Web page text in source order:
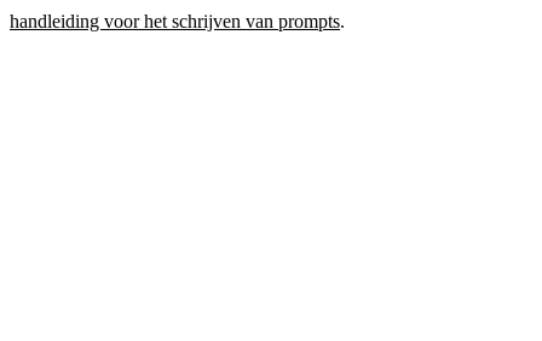
handleiding voor het schrijven van prompts.